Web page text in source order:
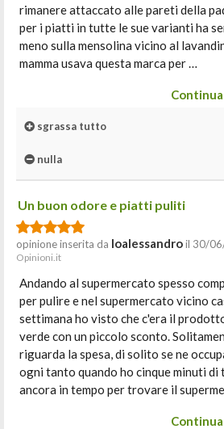
rimanere attaccato alle pareti della
per i piatti in tutte le sue varianti ha
meno sulla mensolina vicino al
mamma usava questa marca per …
sgrassa tutto
nulla
Un buon odore e piatti puliti
opinione inserita da Ioalessandroil 30/
Opinioni.it
Andando al supermercato spesso
per pulire e nel supermercato vicino
settimana ho visto che c'era il
verde con un piccolo sconto.
riguarda la spesa, di solito se ne
ogni tanto quando ho cinque minuti di
ancora in tempo per trovare il